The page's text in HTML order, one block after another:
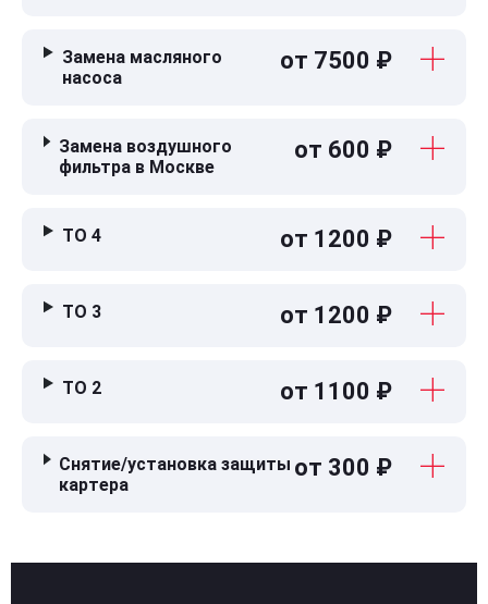
Замена масляного
насоса
от 7500 ₽
Замена воздушного
фильтра в Москве
от 600 ₽
ТО 4 от 1200 ₽
ТО 3 от 1200 ₽
ТО 2 от 1100 ₽
Снятие/установка защиты
картера
от 300 ₽